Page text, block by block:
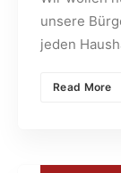
unsere
jeden
Read More